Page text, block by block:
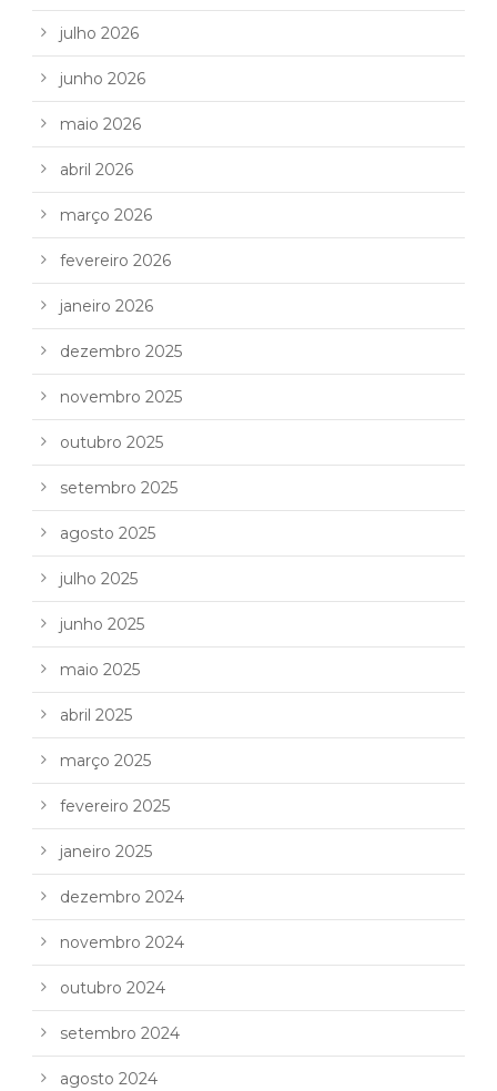
julho 2026
junho 2026
maio 2026
abril 2026
março 2026
fevereiro 2026
janeiro 2026
dezembro 2025
novembro 2025
outubro 2025
setembro 2025
agosto 2025
julho 2025
junho 2025
maio 2025
abril 2025
março 2025
fevereiro 2025
janeiro 2025
dezembro 2024
novembro 2024
outubro 2024
setembro 2024
agosto 2024